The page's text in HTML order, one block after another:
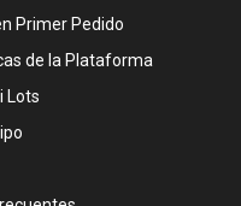
Primer Pedido
de la Plataforma
Lots